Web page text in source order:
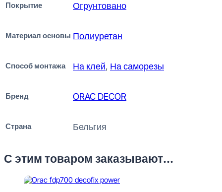
Покрытие Огрунтовано
Материал основы Полиуретан
Способ монтажа На клей, На саморезы
Бренд ORAC DECOR
Страна Бельгия
С этим товаром заказывают...